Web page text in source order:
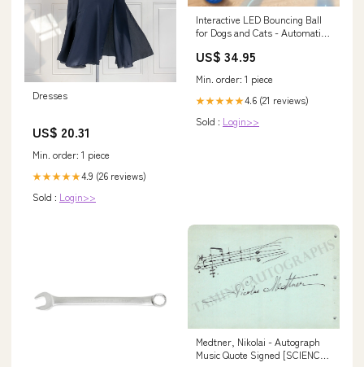
Dresses
US$ 20.31
Min. order: 1 piece
★★★★★4.9 (26 reviews)
Sold : Login>>
Interactive LED Bouncing Ball
for Dogs and Cats - Automatic
Avoidance and Visual
US$ 34.95
Min. order: 1 piece
★★★★★4.6 (21 reviews)
Sold : Login>>
Medtner, Nikolai - Autograph
Music Quote Signed [SCIENCE